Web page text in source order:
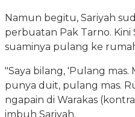
Namun begitu, Sariyah
perbuatan Pak Tarno. Kini
suaminya pulang ke
"Saya bilang, 'Pulang
punya duit, pulang mas.
ngapain di Warakas
imbuh Sariyah.